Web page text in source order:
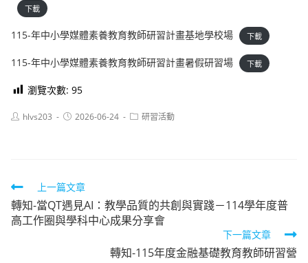
下載
115-年中小學媒體素養教育教師研習計畫基地學校場 下載
115-年中小學媒體素養教育教師研習計畫暑假研習場 下載
瀏覽次數: 95
Posthlvs203
Post2026-06-24
Post研習活動
Read
more
articles
上一篇文章
轉知-當QT遇見AI：教學品質的共創與實踐－114學年度普
高工作圈與學科中心成果分享會
下一篇文章
轉知-115年度金融基礎教育教師研習營